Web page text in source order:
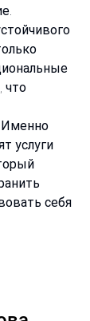
что
Именно
услуги
себя